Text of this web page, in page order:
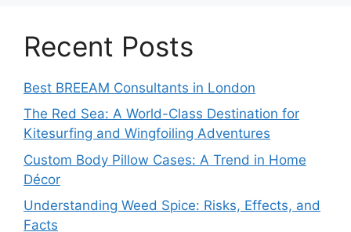
Recent Posts
Best BREEAM Consultants in London
The Red Sea: A World-Class Destination for
Kitesurfing and Wingfoiling Adventures
Custom Body Pillow Cases: A Trend in Home
Décor
Understanding Weed Spice: Risks, Effects, and
Facts